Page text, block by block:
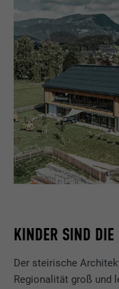
KINDER SIND DIE
Der steirische
Regionalität groß und